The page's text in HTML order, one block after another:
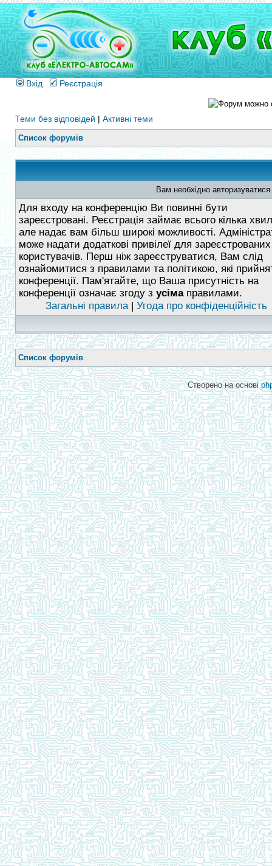
Вхід Реєстрація
Теми без відповідей | Активні теми
Список форумів
Вам необхідно
Для входу на конференцію Ви повинні бути
зареєстровані. Реєстрація займає всього кілька
але надає вам більш широкі можливості.
може надати додаткові привілеї для зареєстрованих
користувачів. Перш ніж зареєструватися, Вам слід
ознайомитися з правилами та політикою, які
конференції. Пам'ятайте, що Ваша присутність на
конференції означає згоду з усімаправилами.
Загальні правила| Угода про конфіденційність
Список форумів
Створено на основі